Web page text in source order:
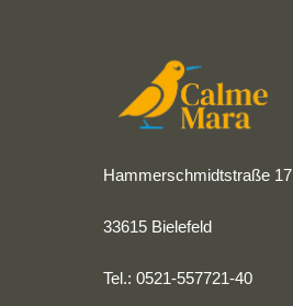
Hammerschmidtstraße 17
33615 Bielefeld
Tel.: 0521-557721-40